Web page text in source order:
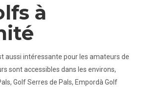
à
aussi intéressante pour les amateurs de
sont accessibles dans les environs,
Golf Serres de Pals, Empordà Golf